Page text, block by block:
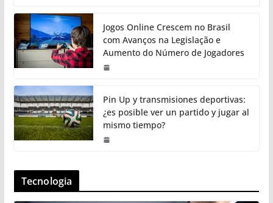
Jogos Online Crescem no Brasil
com Avanços na Legislação e
Aumento do Número de Jogadores
Pin Up y transmisiones deportivas:
¿es posible ver un partido y jugar al
mismo tiempo?
Tecnologia